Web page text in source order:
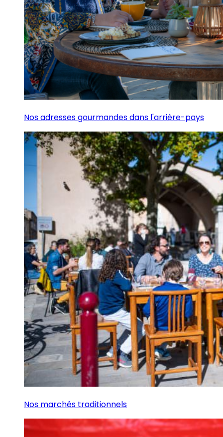
Nos adresses gourmandes dans l'arrière-pays
Nos marchés traditionnels